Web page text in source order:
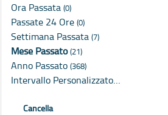
Ora Passata (0)
Passate 24 Ore (0)
Settimana Passata (7)
Mese Passato(21)
Anno Passato (368)
Intervallo Personalizzato…
Cancella